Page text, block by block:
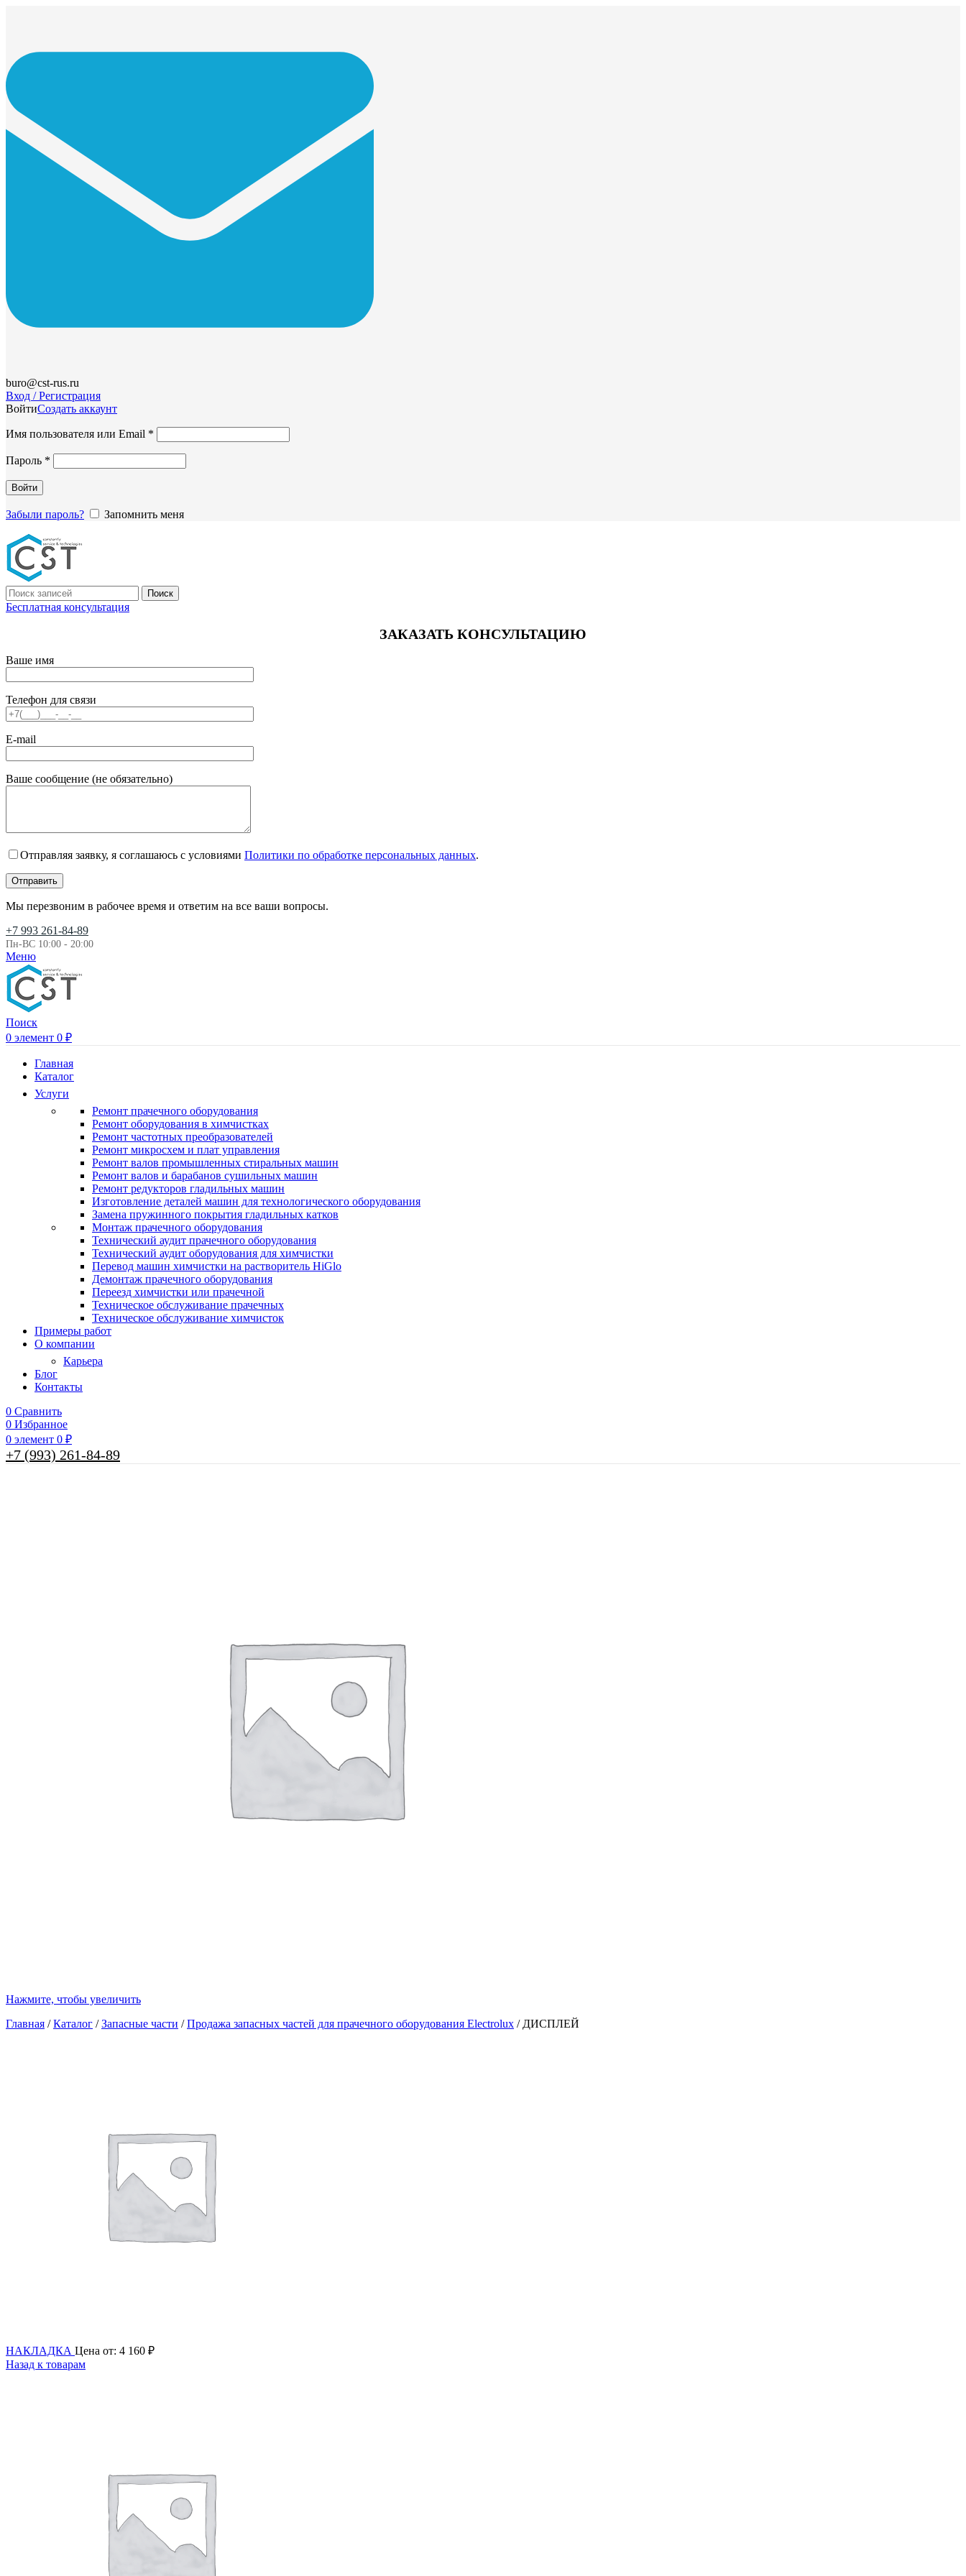
buro@cst-rus.ru
Вход / Регистрация
ВойтиСоздать аккаунт
Имя пользователя или Email *
Пароль *
Войти
Забыли пароль? Запомнить меня
Поиск
Бесплатная консультация
ЗАКАЗАТЬ КОНСУЛЬТАЦИЮ
Ваше имя
Телефон для связи
E-mail
Ваше сообщение (не обязательно)
Отправляя заявку, я соглашаюсь с условиями Политики по обработке персональных данных.
Мы перезвоним в рабочее время и ответим на все ваши вопросы.
+7 993 261-84-89
Пн-ВС 10:00 - 20:00
Меню
Поиск
0 элемент 0 ₽
Главная
Каталог
Услуги
Ремонт прачечного оборудования
Ремонт оборудования в химчистках
Ремонт частотных преобразователей
Ремонт микросхем и плат управления
Ремонт валов промышленных стиральных машин
Ремонт валов и барабанов сушильных машин
Ремонт редукторов гладильных машин
Изготовление деталей машин для технологического оборудования
Замена пружинного покрытия гладильных катков
Монтаж прачечного оборудования
Технический аудит прачечного оборудования
Технический аудит оборудования для химчистки
Перевод машин химчистки на растворитель HiGlo
Демонтаж прачечного оборудования
Переезд химчистки или прачечной
Техническое обслуживание прачечных
Техническое обслуживание химчисток
Примеры работ
О компании
Карьера
Блог
Контакты
0 Сравнить
0 Избранное
0 элемент 0 ₽
+7 (993) 261-84-89
Нажмите, чтобы увеличить
Главная /Каталог /Запасные части /Продажа запасных частей для прачечного оборудования Electrolux / ДИСПЛЕЙ
НАКЛАДКА Цена от: 4 160 ₽
Назад к товарам